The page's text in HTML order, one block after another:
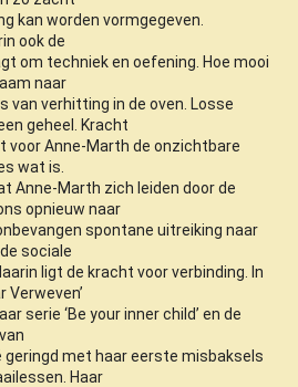
kan worden vormgegeven.
ook de
om techniek en oefening. Hoe mooi
naar
van verhitting in de oven. Losse
geheel. Kracht
voor Anne-Marth de onzichtbare
wat is.
Anne-Marth zich leiden door de
opnieuw naar
spontane uitreiking naar
sociale
ligt de kracht voor verbinding. In
Verweven’
serie ‘Be your inner child’ en de
met haar eerste misbaksels
Haar